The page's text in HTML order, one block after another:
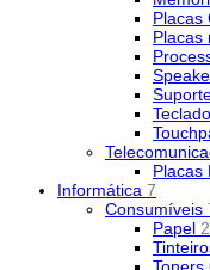
Placas
Placas
Placas
Informática 7
Consumíveis
Papel 2
Toners